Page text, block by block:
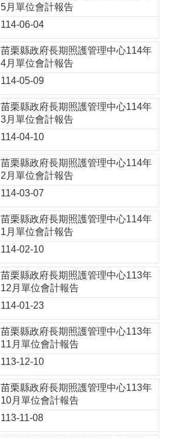
5月單位會計報告
114-06-04
苗栗縣政府長期照護管理中心114年
4月單位會計報告
114-05-09
苗栗縣政府長期照護管理中心114年
3月單位會計報告
114-04-10
苗栗縣政府長期照護管理中心114年
2月單位會計報告
114-03-07
苗栗縣政府長期照護管理中心114年
1月單位會計報告
114-02-10
苗栗縣政府長期照護管理中心113年
12月單位會計報告
114-01-23
苗栗縣政府長期照護管理中心113年
11月單位會計報告
113-12-10
苗栗縣政府長期照護管理中心113年
10月單位會計報告
113-11-08